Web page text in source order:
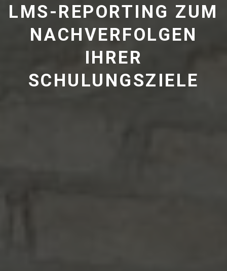
LMS-REPORTING ZUM
NACHVERFOLGEN
IHRER
SCHULUNGSZIELE